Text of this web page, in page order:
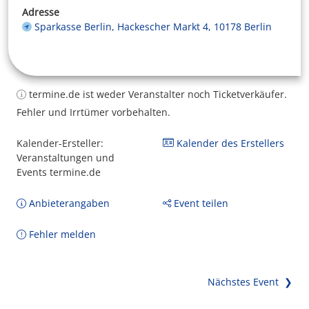
Adresse
Sparkasse Berlin, Hackescher Markt 4, 10178 Berlin
termine.de ist weder Veranstalter noch Ticketverkäufer.
Fehler und Irrtümer vorbehalten.
Kalender-Ersteller:
Veranstaltungen und
Events termine.de
Kalender des Erstellers
Anbieterangaben Event teilen
Fehler melden
Nächstes Event ❯